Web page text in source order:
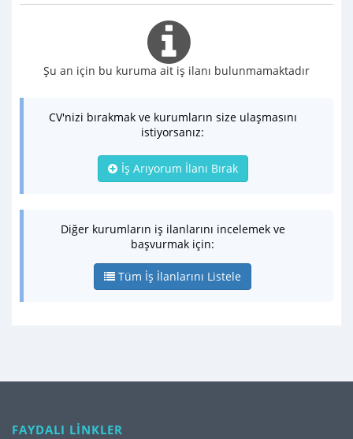
Şu an için bu kuruma ait iş ilanı bulunmamaktadır
CV'nizi bırakmak ve kurumların size ulaşmasını
istiyorsanız:
İş Arıyorum İlanı Bırak
Diğer kurumların iş ilanlarını incelemek ve
başvurmak için:
Tüm İş İlanlarını Listele
FAYDALI LİNKLER